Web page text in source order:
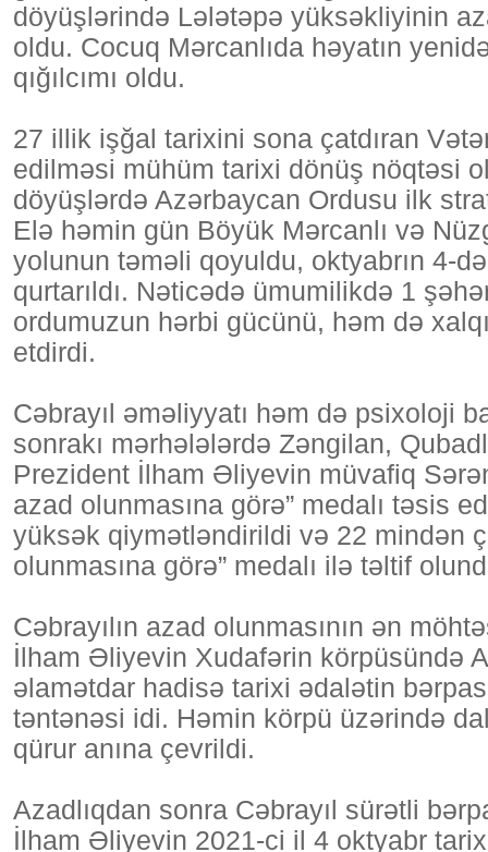
döyüşlərində Lələtəpə yüksəkliyinin
oldu. Cocuq Mərcanlıda həyatın
qığılcımı oldu.
27 illik işğal tarixini sona çatdıran
edilməsi mühüm tarixi dönüş nöqtəsi
döyüşlərdə Azərbaycan Ordusu ilk
Elə həmin gün Böyük Mərcanlı və
yolunun təməli qoyuldu, oktyabrın 4-
qurtarıldı. Nəticədə ümumilikdə 1
ordumuzun hərbi gücünü, həm də
etdirdi.
Cəbrayıl əməliyyatı həm də psixoloji
sonrakı mərhələlərdə Zəngilan,
Prezident İlham Əliyevin müvafiq
azad olunmasına görə” medalı təsis
yüksək qiymətləndirildi və 22 mindən
olunmasına görə” medalı ilə təltif
Cəbrayılın azad olunmasının ən
İlham Əliyevin Xudafərin körpüsündə
əlamətdar hadisə tarixi ədalətin
təntənəsi idi. Həmin körpü üzərində
qürur anına çevrildi.
Azadlıqdan sonra Cəbrayıl sürətli
İlham Əliyevin 2021-ci il 4 oktyabr